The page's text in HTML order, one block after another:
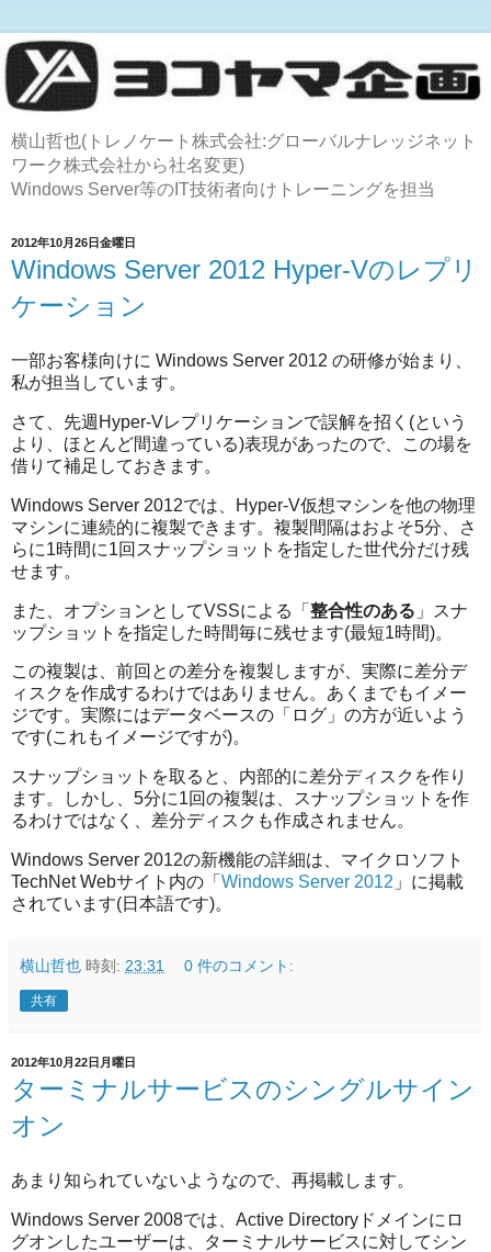
横山哲也(トレノケート株式会社:グローバルナレッジネット
ワーク株式会社から社名変更)
Windows Server等のIT技術者向けトレーニングを担当
2012年10月26日金曜日
Windows Server 2012 Hyper-Vのレプリ
ケーション
一部お客様向けに Windows Server 2012 の研修が始まり、
私が担当しています。
さて、先週Hyper-Vレプリケーションで誤解を招く(という
より、ほとんど間違っている)表現があったので、この場を
借りて補足しておきます。
Windows Server 2012では、Hyper-V仮想マシンを他の物理
マシンに連続的に複製できます。複製間隔はおよそ5分、さ
らに1時間に1回スナップショットを指定した世代分だけ残
せます。
また、オプションとしてVSSによる「 整合性のある 」スナ
ップショットを指定した時間毎に残せます(最短1時間)。
この複製は、前回との差分を複製しますが、実際に差分デ
ィスクを作成するわけではありません。あくまでもイメー
ジです。実際にはデータベースの「ログ」の方が近いよう
です(これもイメージですが)。
スナップショットを取ると、内部的に差分ディスクを作り
ます。しかし、5分に1回の複製は、スナップショットを作
るわけではなく、差分ディスクも作成されません。
Windows Server 2012の新機能の詳細は、マイクロソフト
TechNet Webサイト内の「 Windows Server 2012 」に掲載
されています(日本語です)。
横山哲也 時刻: 23:31 0 件のコメント:
共有
2012年10月22日月曜日
ターミナルサービスのシングルサイン
オン
あまり知られていないようなので、再掲載します。
Windows Server 2008では、Active Directoryドメインにロ
グオンしたユーザーは、ターミナルサービスに対してシン